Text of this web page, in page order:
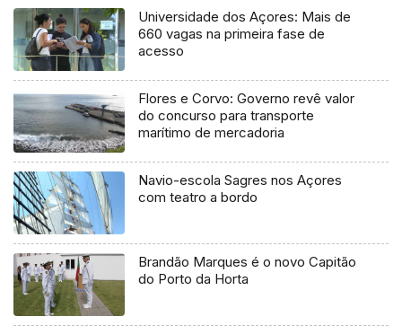
Universidade dos Açores: Mais de
660 vagas na primeira fase de
acesso
Flores e Corvo: Governo revê valor
do concurso para transporte
marítimo de mercadoria
Navio-escola Sagres nos Açores
com teatro a bordo
Brandão Marques é o novo Capitão
do Porto da Horta